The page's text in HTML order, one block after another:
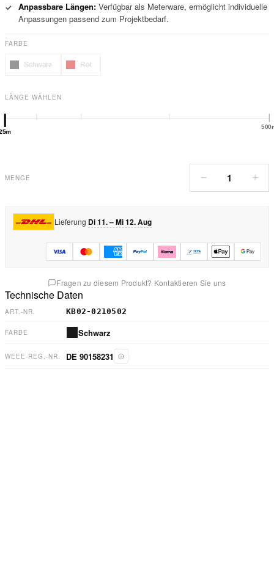
✓ Anpassbare Längen: Verfügbar als Meterware, ermöglicht individuelle
Anpassungen passend zum Projektbedarf.
FARBE
Schwarz Rot
LÄNGE WÄHLEN
MENGE − 1 +
Lieferung Di 11. – Mi 12. Aug
Fragen zu diesem Produkt? Kontaktieren Sie uns
Technische Daten
ART.-NR. KB02-0210502
FARBE Schwarz
WEEE-REG.-NR. DE 90158231